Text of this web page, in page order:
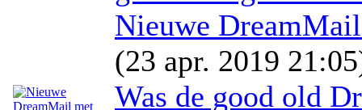
Nieuwe
(23 apr. 2019
Was de good old